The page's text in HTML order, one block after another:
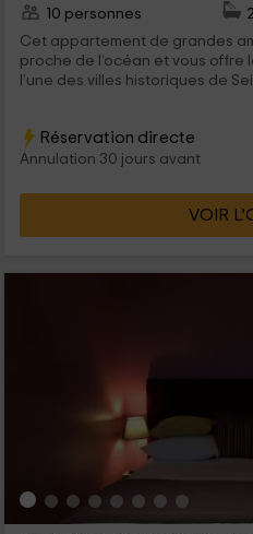
10 personnes
Cet appartement de grandes
proche de l’océan et vous offre
l’une des villes historiques de Seine-
découvrant ce que ce territoire
Réservation directe
Annulation 30 jours avant
VOIR